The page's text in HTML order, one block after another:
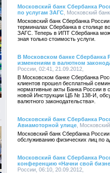
Московский банк Сбербанка
по услугам ЗАГС , Московский
Московский банк Сбербанка
терминалах Сбербанка в столице
ЗАГС. Теперь в ИПТ Сбербанка
зная только стоимость услуги.
В Московском банке Сбербанка
изменениям в валютном
России, 02:41, 21.09.2012,
В Московском банке Сбербанка
клиентов прошел бесплатный
нормативные акты Банка России в
новой Инструкции ЦБ № 138-И,
валютного законодательства».
Московский банк Сбербанка
Авиамоторной улице ,
Московский банк Сбербанка
обслуживанию физических лиц по
Московский банк Сбербанка
конференцию «Начни свой
России, 06:10, 20.09.2012,